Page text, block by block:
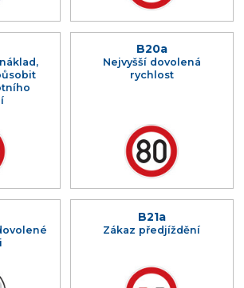
B20a
Nejvyšší dovolená
rychlost
B21a
Zákaz předjíždění